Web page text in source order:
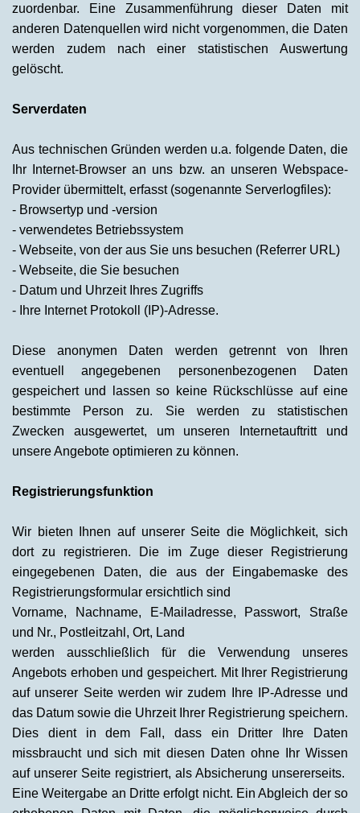
zuordenbar. Eine Zusammenführung dieser Daten mit
anderen Datenquellen wird nicht vorgenommen, die Daten
werden zudem nach einer statistischen Auswertung
gelöscht.
Serverdaten
Aus technischen Gründen werden u.a. folgende Daten, die
Ihr Internet-Browser an uns bzw. an unseren Webspace-
Provider übermittelt, erfasst (sogenannte Serverlogfiles):
- Browsertyp und -version
- verwendetes Betriebssystem
- Webseite, von der aus Sie uns besuchen (Referrer URL)
- Webseite, die Sie besuchen
- Datum und Uhrzeit Ihres Zugriffs
- Ihre Internet Protokoll (IP)-Adresse.
Diese anonymen Daten werden getrennt von Ihren
eventuell angegebenen personenbezogenen Daten
gespeichert und lassen so keine Rückschlüsse auf eine
bestimmte Person zu. Sie werden zu statistischen
Zwecken ausgewertet, um unseren Internetauftritt und
unsere Angebote optimieren zu können.
Registrierungsfunktion
Wir bieten Ihnen auf unserer Seite die Möglichkeit, sich
dort zu registrieren. Die im Zuge dieser Registrierung
eingegebenen Daten, die aus der Eingabemaske des
Registrierungsformular ersichtlich sind
Vorname, Nachname, E-Mailadresse, Passwort, Straße
und Nr., Postleitzahl, Ort, Land
werden ausschließlich für die Verwendung unseres
Angebots erhoben und gespeichert. Mit Ihrer Registrierung
auf unserer Seite werden wir zudem Ihre IP-Adresse und
das Datum sowie die Uhrzeit Ihrer Registrierung speichern.
Dies dient in dem Fall, dass ein Dritter Ihre Daten
missbraucht und sich mit diesen Daten ohne Ihr Wissen
auf unserer Seite registriert, als Absicherung unsererseits.
Eine Weitergabe an Dritte erfolgt nicht. Ein Abgleich der so